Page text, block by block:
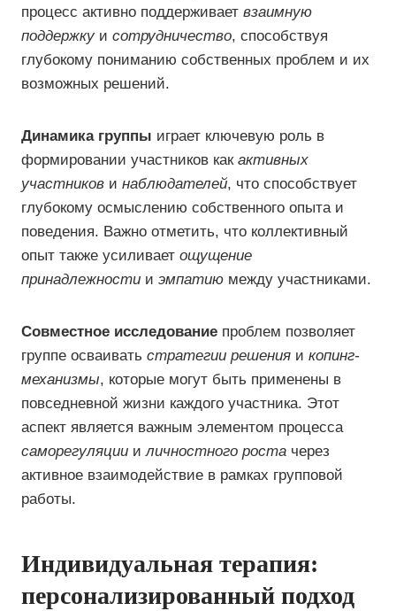
процесс активно поддерживает взаимную
поддержку и сотрудничество, способствуя
глубокому пониманию собственных проблем и их
возможных решений.
Динамика группы играет ключевую роль в
формировании участников как активных
участников и наблюдателей, что способствует
глубокому осмыслению собственного опыта и
поведения. Важно отметить, что коллективный
опыт также усиливает ощущение
принадлежности и эмпатию между участниками.
Совместное исследование проблем позволяет
группе осваивать стратегии решения и копинг-
механизмы, которые могут быть применены в
повседневной жизни каждого участника. Этот
аспект является важным элементом процесса
саморегуляции иличностного роста через
активное взаимодействие в рамках групповой
работы.
Индивидуальная терапия:
персонализированный подход